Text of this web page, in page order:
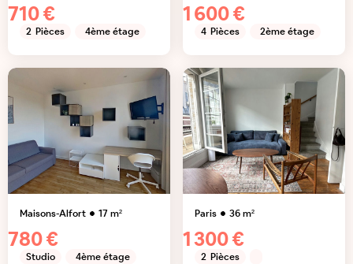
710 €
2 Pièces 4ème étage
1 600 €
4 Pièces 2ème étage
Maisons-Alfort 17m²
780 €
Studio 4ème étage
Paris 36m²
1 300 €
2 Pièces